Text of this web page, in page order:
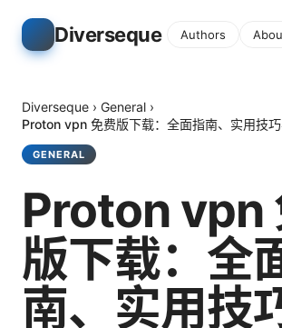
Diverseque Authors
Diverseque › General ›
Proton vpn 免费版下载：全面指南、实用技
GENERAL
Proton vpn
版下载：全
南、实用技